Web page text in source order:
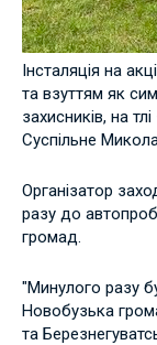
Інсталяція на
та взуттям як
захисників, на
Суспільне
Організатор
разу до
громад.
"Минулого разу
Новобузька
та